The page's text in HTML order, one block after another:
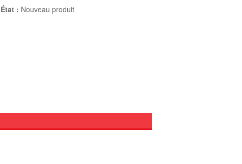
État : Nouveau produit